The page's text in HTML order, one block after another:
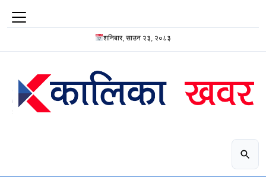
शनिबार, साउन २३, २०८३